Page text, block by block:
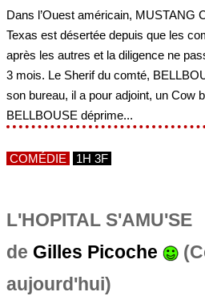
Dans l’Ouest américain, MUSTANG
Texas est désertée depuis que les
après les autres et la diligence ne
3 mois. Le Sherif du comté,
son bureau, il a pour adjoint, un Cow
BELLBOUSE déprime...
COMÉDIE 1H 3F
L'HOPITAL S'AMU'SE
de Gilles Picoche
aujourd'hui)